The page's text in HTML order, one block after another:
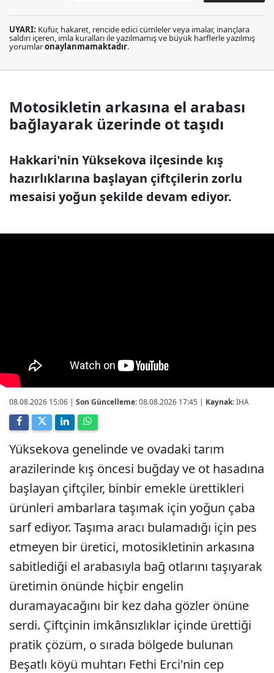
UYARI: Küfür, hakaret, rencide edici cümleler veya imalar, inançlara
saldırı içeren, imla kuralları ile yazılmamış ve büyük harflerle yazılmış
yorumlaronaylanmamaktadır.
Motosikletin arkasına el arabası
bağlayarak üzerinde ot taşıdı
Hakkari'nin Yüksekova ilçesinde kış
hazırlıklarına başlayan çiftçilerin zorlu
mesaisi yoğun şekilde devam ediyor.
08.08.2026 15:06 | Son Güncelleme:08.08.2026 17:45 | Kaynak:İHA
Yüksekova genelinde ve ovadaki tarım
arazilerinde kış öncesi buğday ve ot hasadına
başlayan çiftçiler, binbir emekle ürettikleri
ürünleri ambarlara taşımak için yoğun çaba
sarf ediyor. Taşıma aracı bulamadığı için pes
etmeyen bir üretici, motosikletinin arkasına
sabitlediği el arabasıyla bağ otlarını taşıyarak
üretimin önünde hiçbir engelin
duramayacağını bir kez daha gözler önüne
serdi. Çiftçinin imkânsızlıklar içinde ürettiği
pratik çözüm, o sırada bölgede bulunan
Beşatlı köyü muhtarı Fethi Erci'nin cep